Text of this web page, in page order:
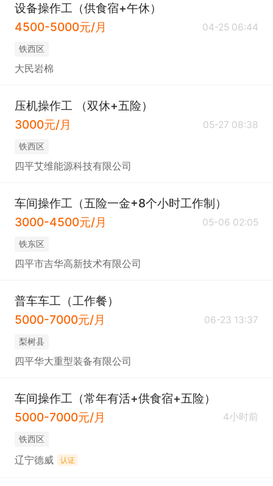
设备操作工（供食宿+午休）
4500-5000元/月
04-25 06:44
铁西区
大民岩棉
压机操作工 （双休+五险）
3000元/月
05-27 08:38
铁西区
四平艾维能源科技有限公司
车间操作工（五险一金+8个小时工作制）
3000-4500元/月
05-06 02:05
铁东区
四平市吉华高新技术有限公司
普车车工（工作餐）
5000-7000元/月
06-23 13:37
梨树县
四平华大重型装备有限公司
车间操作工（常年有活+供食宿+五险）
5000-7000元/月
4小时前
铁西区
辽宁德威 认证